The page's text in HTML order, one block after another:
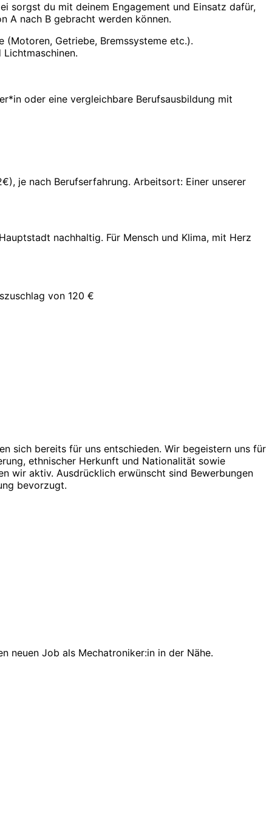
sorgst du mit deinem Engagement und Einsatz dafür,
A nach B gebracht werden können.
Getriebe, Bremssysteme etc.).
oder eine vergleichbare Berufsausbildung mit
je nach Berufserfahrung. Arbeitsort: Einer unserer
nachhaltig. Für Mensch und Klima, mit Herz
von 120 €
sich bereits für uns entschieden. Wir begeistern uns für
ethnischer Herkunft und Nationalität sowie
wir aktiv. Ausdrücklich erwünscht sind Bewerbungen
bevorzugt.
neuen Job als Mechatroniker:in in der Nähe.